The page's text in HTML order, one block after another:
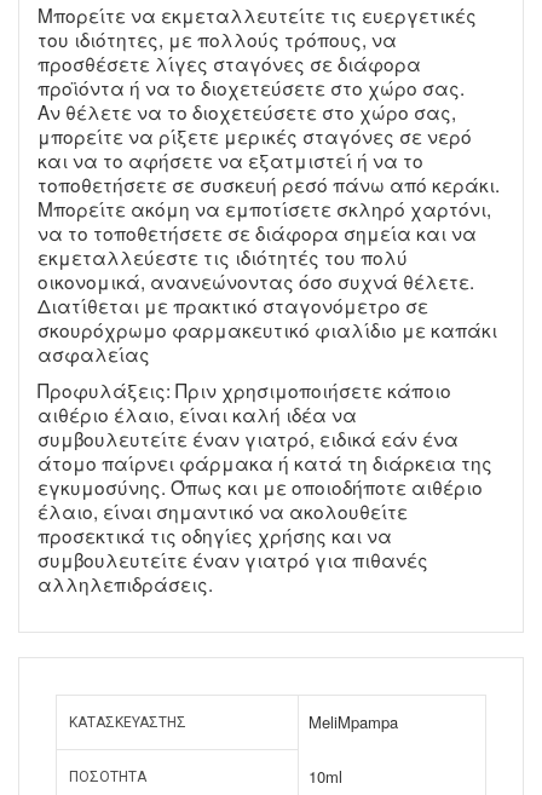
Μπορείτε να εκμεταλλευτείτε τις ευεργετικές
του ιδιότητες, με πολλούς τρόπους, να
προσθέσετε λίγες σταγόνες σε διάφορα
προϊόντα ή να το διοχετεύσετε στο χώρο σας.
Αν θέλετε να το διοχετεύσετε στο χώρο σας,
μπορείτε να ρίξετε μερικές σταγόνες σε νερό
και να το αφήσετε να εξατμιστεί ή να το
τοποθετήσετε σε συσκευή ρεσό πάνω από κεράκι.
Μπορείτε ακόμη να εμποτίσετε σκληρό χαρτόνι,
να το τοποθετήσετε σε διάφορα σημεία και να
εκμεταλλεύεστε τις ιδιότητές του πολύ
οικονομικά, ανανεώνοντας όσο συχνά θέλετε.
Διατίθεται με πρακτικό σταγονόμετρο σε
σκουρόχρωμο φαρμακευτικό φιαλίδιο με καπάκι
ασφαλείας
Προφυλάξεις: Πριν χρησιμοποιήσετε κάποιο
αιθέριο έλαιο, είναι καλή ιδέα να
συμβουλευτείτε έναν γιατρό, ειδικά εάν ένα
άτομο παίρνει φάρμακα ή κατά τη διάρκεια της
εγκυμοσύνης. Όπως και με οποιοδήποτε αιθέριο
έλαιο, είναι σημαντικό να ακολουθείτε
προσεκτικά τις οδηγίες χρήσης και να
συμβουλευτείτε έναν γιατρό για πιθανές
αλληλεπιδράσεις.
ΚΑΤΑΣΚΕΥΑΣΤΉΣ MeliMpampa
ΠΟΣΌΤΗΤΑ 10ml